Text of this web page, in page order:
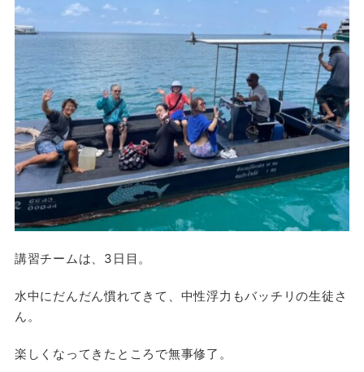
講習チームは、3日目。
水中にだんだん慣れてきて、中性浮力もバッチリの生徒さ
ん。
楽しくなってきたところで無事修了。